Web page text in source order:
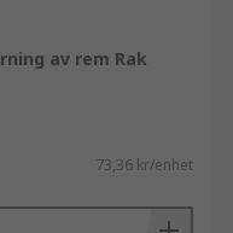
av rem Rak
73,36 kr/enhet